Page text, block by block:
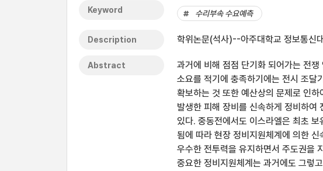
Keyword 수리부속 수요예측
Description 학위논문(석사)--아주대학교 정보통
Abstract
과거에 비해 점점 단기화 되어가는 전
소요를 적기에 충족하기에는 전시 조달
확보하는 것 또한 예산상의 문제로 인
발생한 피해 장비를 신속하게 정비하여
있다. 중동전에서도 이스라엘은 최초
됨에 따라 현장 정비지원체계에 의한
우수한 전투력을 유지하면서 주도권을
중요한 정비지원체계는 과거에도 그렇